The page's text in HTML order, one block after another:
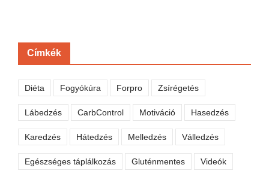
Címkék
Diéta Fogyókúra Forpro Zsírégetés
Lábedzés CarbControl Motiváció Hasedzés
Karedzés Hátedzés Melledzés Válledzés
Egészséges táplálkozás Gluténmentes Videók